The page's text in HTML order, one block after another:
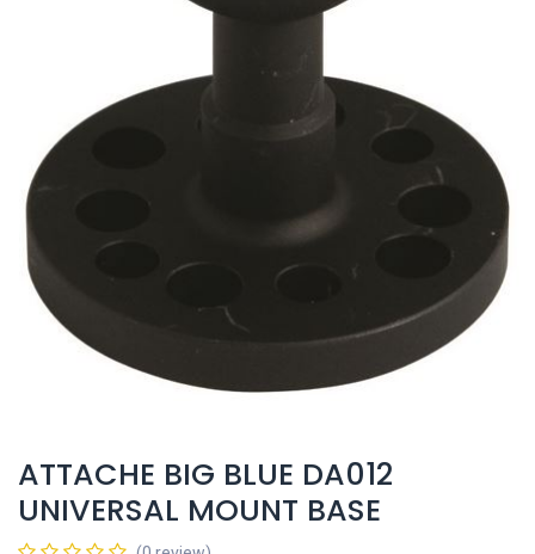
ATTACHE BIG BLUE DA012
UNIVERSAL MOUNT BASE